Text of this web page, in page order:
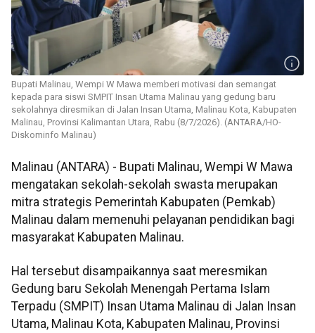
Bupati Malinau, Wempi W Mawa memberi motivasi dan semangat
kepada para siswi SMPIT Insan Utama Malinau yang gedung baru
sekolahnya diresmikan di Jalan Insan Utama, Malinau Kota, Kabupaten
Malinau, Provinsi Kalimantan Utara, Rabu (8/7/2026). (ANTARA/HO-
Diskominfo Malinau)
Malinau (ANTARA) - Bupati Malinau, Wempi W Mawa
mengatakan sekolah-sekolah swasta merupakan
mitra strategis Pemerintah Kabupaten (Pemkab)
Malinau dalam memenuhi pelayanan pendidikan bagi
masyarakat Kabupaten Malinau.
Hal tersebut disampaikannya saat meresmikan
Gedung baru Sekolah Menengah Pertama Islam
Terpadu (SMPIT) Insan Utama Malinau di Jalan Insan
Utama, Malinau Kota, Kabupaten Malinau, Provinsi